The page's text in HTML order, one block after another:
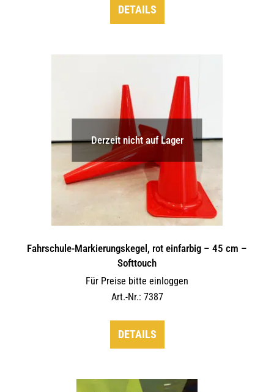
DETAILS
Derzeit nicht auf Lager
Fahrschule-Markierungskegel, rot einfarbig – 45 cm –
Softtouch
Für Preise bitte einloggen
Art.-Nr.: 7387
DETAILS